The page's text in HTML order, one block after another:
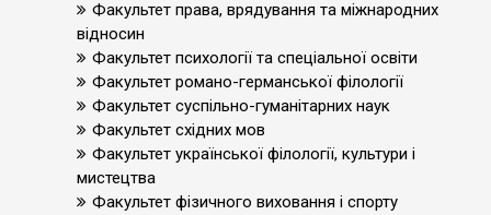
Факультет права, врядування та міжнародних
відносин
Факультет психології та спеціальної освіти
Факультет романо-германської філології
Факультет суспільно-гуманітарних наук
Факультет східних мов
Факультет української філології, культури і
мистецтва
Факультет фізичного виховання і спорту